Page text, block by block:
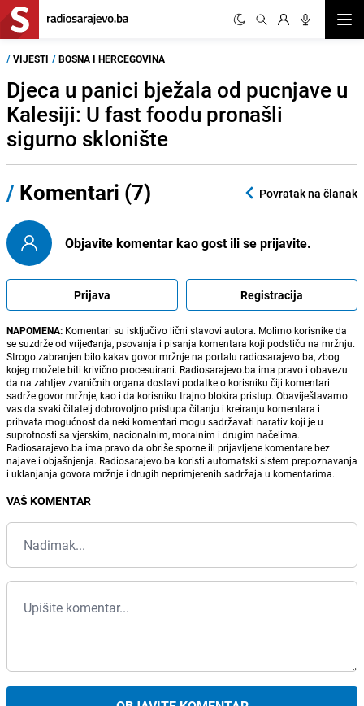
/ VIJESTI / BOSNA I HERCEGOVINA
Djeca u panici bježala od pucnjave u
Kalesiji: U fast foodu pronašli
sigurno sklonište
/ Komentari (7) Povratak na članak
Objavite komentar kao gost ili se prijavite.
Prijava Registracija
NAPOMENA: Komentari su isključivo lični stavovi autora. Molimo korisnike da
se suzdrže od vrijeđanja, psovanja i pisanja komentara koji podstiču na mržnju.
Strogo zabranjen bilo kakav govor mržnje na portalu radiosarajevo.ba, zbog
kojeg možete biti krivično procesuirani. Radiosarajevo.ba ima pravo i obavezu
da na zahtjev zvaničnih organa dostavi podatke o korisniku čiji komentari
sadrže govor mržnje, kao i da korisniku trajno blokira pristup. Obaviještavamo
vas da svaki čitatelj dobrovoljno pristupa čitanju i kreiranju komentara i
prihvata mogućnost da neki komentari mogu sadržavati narativ koji je u
suprotnosti sa vjerskim, nacionalnim, moralnim i drugim načelima.
Radiosarajevo.ba ima pravo da obriše sporne ili prijavljene komentare bez
najave i objašnjenja. Radiosarajevo.ba koristi automatski sistem prepoznavanja
i uklanjanja govora mržnje i drugih neprimjerenih sadržaja u komentarima.
VAŠ KOMENTAR